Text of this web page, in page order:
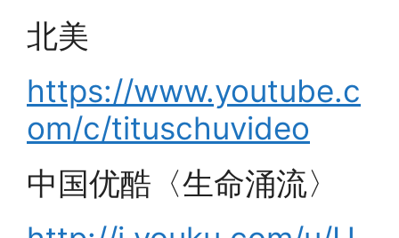
北美
https://www.youtube.c
om/c/tituschuvideo
中国优酷〈生命涌流〉